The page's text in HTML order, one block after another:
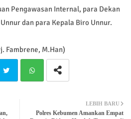
Pengawasan Internal, para Dekan
dan para Kepala Biro Unnur.
Fambrene, M.Han)
ter atsa
LEBIH BARU
Polres Kebumen Amankan Empat